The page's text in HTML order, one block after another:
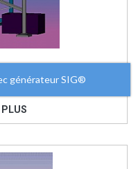
générateur SIG®